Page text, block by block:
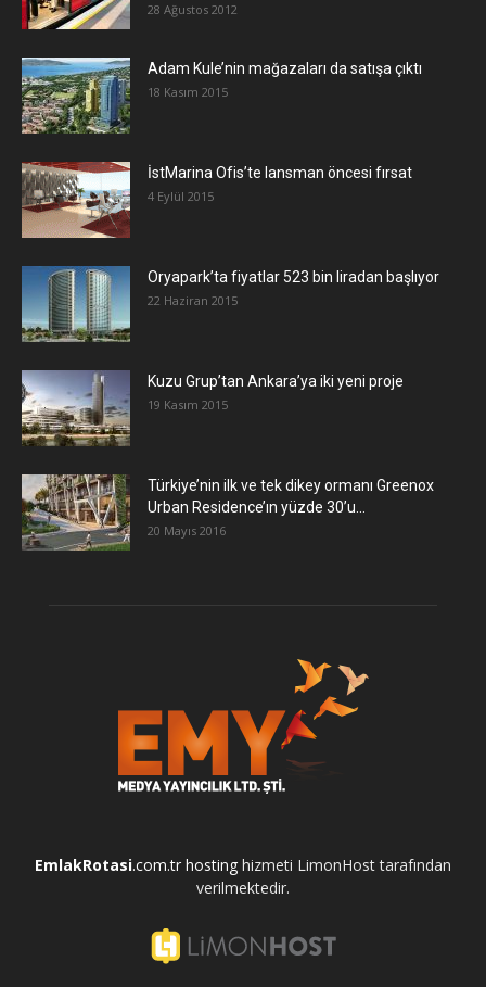
28 Ağustos 2012
Adam Kule’nin mağazaları da satışa çıktı
18 Kasım 2015
İstMarina Ofis’te lansman öncesi fırsat
4 Eylül 2015
Oryapark’ta fiyatlar 523 bin liradan başlıyor
22 Haziran 2015
​Kuzu Grup’tan Ankara’ya iki yeni proje
19 Kasım 2015
Türkiye’nin ilk ve tek dikey ormanı Greenox
Urban Residence’ın yüzde 30’u...
20 Mayıs 2016
EmlakRotasi.com.tr hosting hizmeti LimonHost tarafından
verilmektedir.